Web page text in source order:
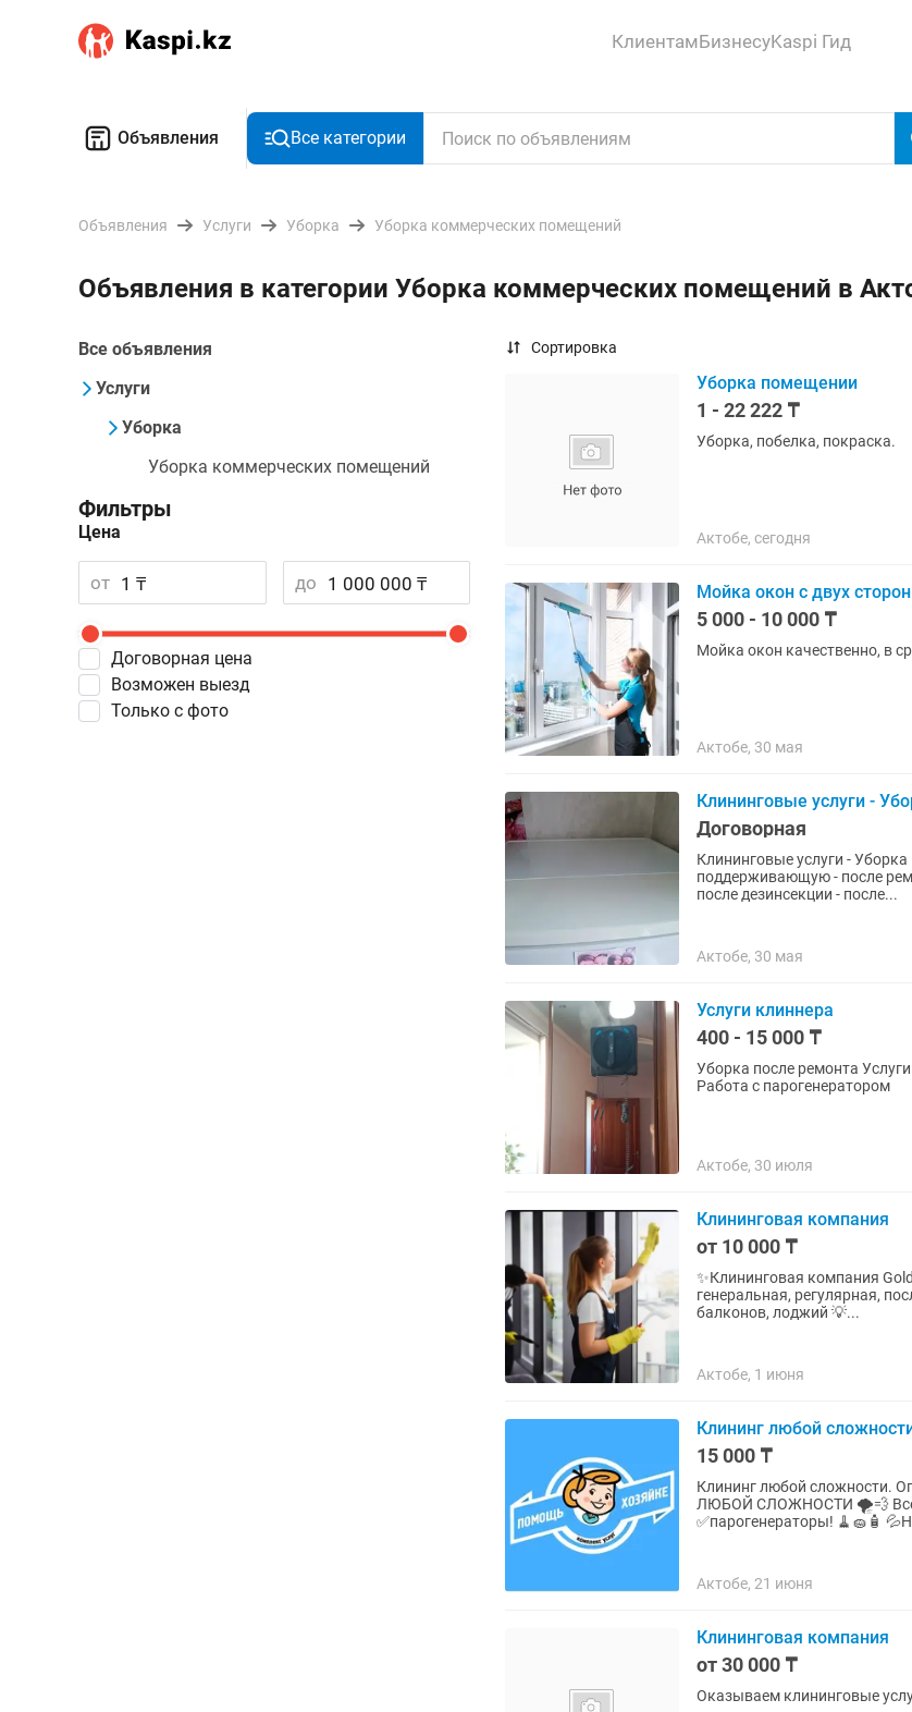
КлиентамБизнесуKaspi Гид
Объявления Все категории
Объявления Услуги Уборка Уборка коммерческих помещений
Объявления в категории Уборка коммерческих помещений в
Все объявления
Услуги
Уборка
Уборка коммерческих помещений
Фильтры
Цена
от до
Договорная цена
Возможен выезд
Только с фото
Сортировка
Уборка помещении
1 - 22 222 ₸
Уборка, побелка, покраска.
Актобе, сегодня
Мойка окон с двух
5 000 - 10 000 ₸
Мойка окон качественно, в
Актобе, 30 мая
Клининговые услуги -
Договорная
Клининговые услуги -
поддерживающую - после
после дезинсекции - после...
Актобе, 30 мая
Услуги клиннера
400 - 15 000 ₸
Уборка после ремонта Услуги робот оконномойщика Побелка помещений Услуги клининга
Работа с парогенератором
Актобе, 30 июля
Клининговая компания
от 10 000 ₸
✨Клининговая компания Golden Clean Home 🧹 Проф.
генеральная, регулярная,
балконов, лоджий 💡...
Актобе, 1 июня
Клининг любой
15 000 ₸
Клининг любой сложности. Опыт более 7 лет. ДЛЯ НАС НЕТ НЕВОЗМОЖНОГО! КЛИНИНГ
ЛЮБОЙ СЛОЖНОСТИ 🌪💨 Все моющее привозим с собой, ✅стремянки, ✅пылесосы,
Актобе, 21 июня
Клининговая компания
от 30 000 ₸
Оказываем клининговые